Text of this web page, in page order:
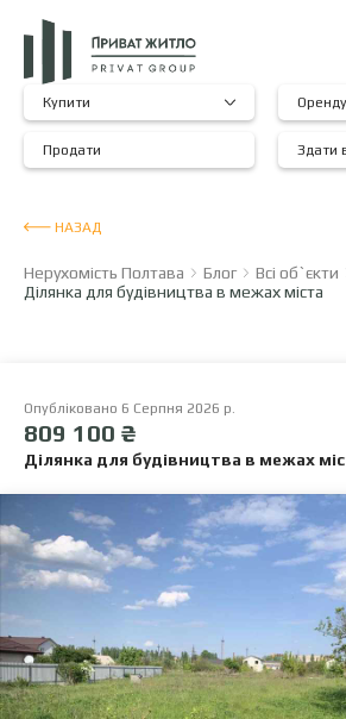
Купити
Продати Здати
НАЗАД
Нерухомість Полтава Блог Всі об`єкти
Ділянка для будівництва в межах міста
Опубліковано 6 Серпня 2026 р.
809 100 ₴
Ділянка для будівництва в межах